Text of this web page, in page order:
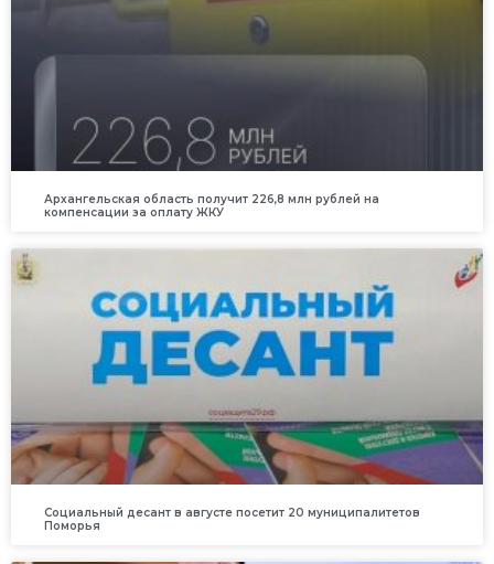
Архангельская область получит 226,8 млн рублей на
компенсации за оплату ЖКУ
Социальный десант в августе посетит 20 муниципалитетов
Поморья